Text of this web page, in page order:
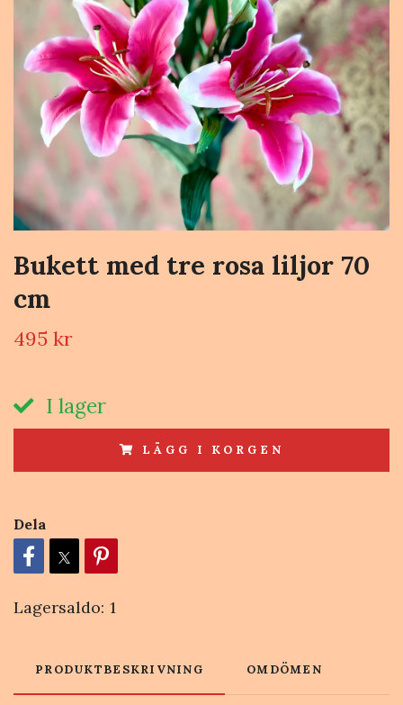
Bukett med tre rosa liljor 70
cm
495 kr
I lager
LÄGG I KORGEN
Dela
Lagersaldo: 1
PRODUKTBESKRIVNING OMDÖMEN